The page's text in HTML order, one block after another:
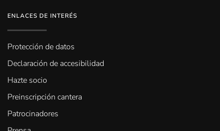
ENLACES DE INTERÉS
Protección de datos
Declaración de accesibilidad
Hazte socio
Preinscripción cantera
Patrocinadores